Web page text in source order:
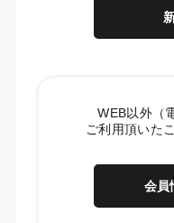
WEB以外（
ご利用頂いた
会員